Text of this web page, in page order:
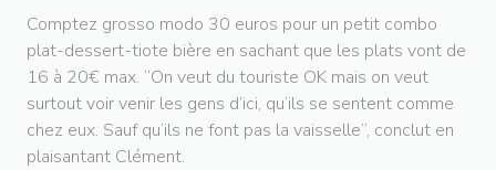
Comptez grosso modo 30 euros pour un petit combo
plat-dessert-tiote bière en sachant que les plats vont de
16 à 20€ max. “On veut du touriste OK mais on veut
surtout voir venir les gens d’ici, qu’ils se sentent comme
chez eux. Sauf qu’ils ne font pas la vaisselle“, conclut en
plaisantant Clément.